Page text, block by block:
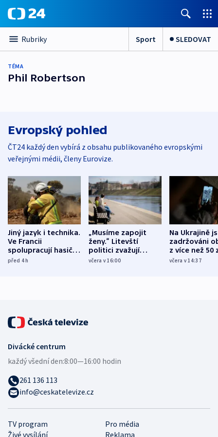
Rubriky Sport SLEDOVAT
TÉMA
Phil Robertson
Evropský pohled
ČT24 každý den vybírá z obsahu publikovaného evropskými
veřejnými médii, členy Eurovize.
Jiný jazyk i technika.
Ve Francii
spolupracují hasiči z
různých zemí
před 4h
„Musíme zapojit
ženy.“ Litevští
politici zvažují
dohodu o
včera v 16:00
Na Ukrajině
zadržováni
z více než 50
Bojovali na
včera v 14:37
TV program
Pro média
Živé vysílání
Reklama
Divácké centrum
každý všední den:8:00—16:00 hodin
261 136 113
info@ceskatelevize.cz